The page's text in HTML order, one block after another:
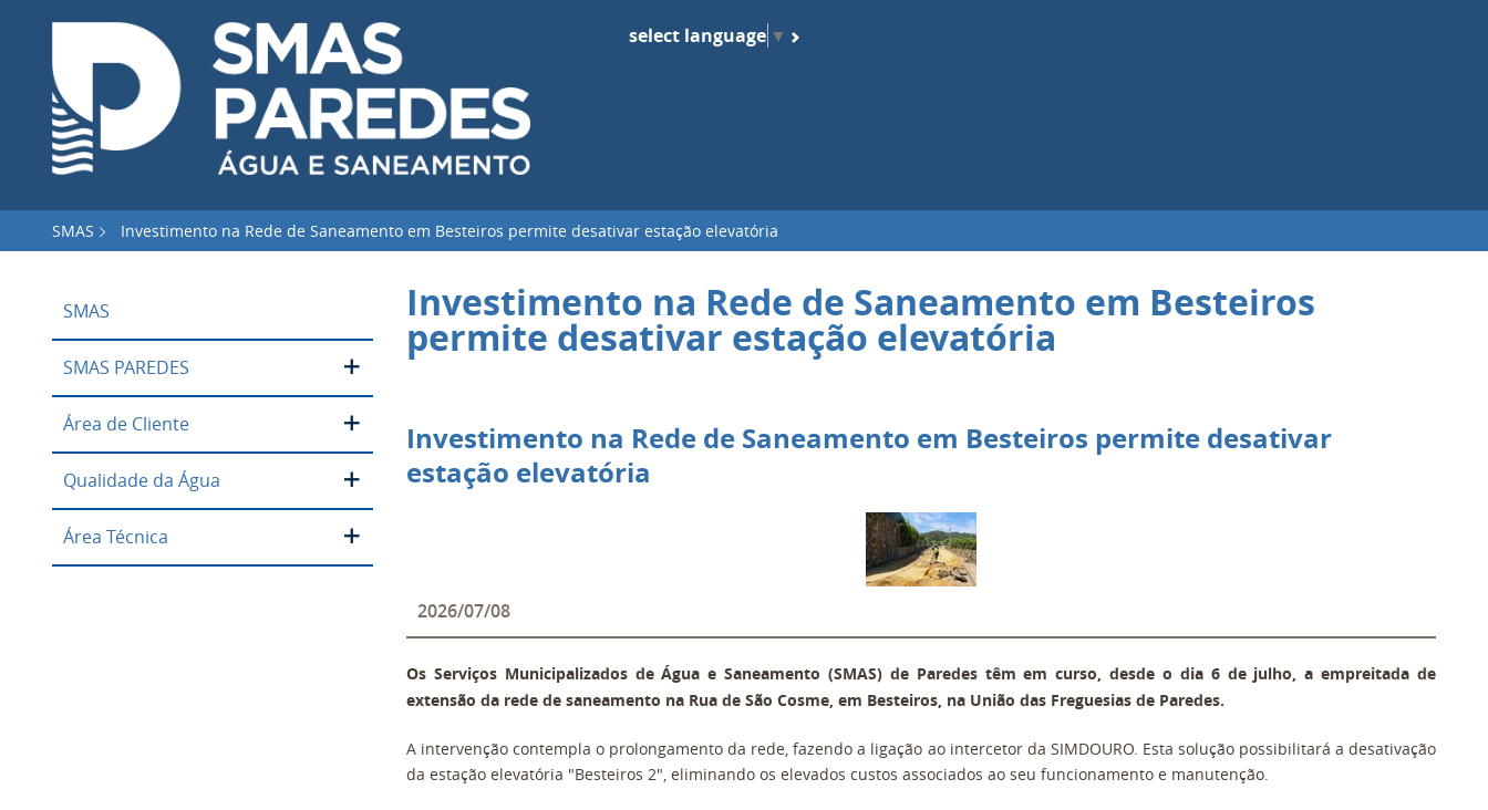
select language ▼
SMAS Investimento na Rede de Saneamento em Besteiros permite desativar estação elevatória
SMAS
SMAS PAREDES
Área de Cliente
Qualidade da Água
Área Técnica
Investimento na Rede de Saneamento em Besteiros
permite desativar estação elevatória
Investimento na Rede de Saneamento em Besteiros permite desativar
estação elevatória
2026/07/08
Os Serviços Municipalizados de Água e Saneamento (SMAS) de Paredes têm em curso, desde o dia 6 de julho, a empreitada de
extensão da rede de saneamento na Rua de São Cosme, em Besteiros, na União das Freguesias de Paredes.
A intervenção contempla o prolongamento da rede, fazendo a ligação ao intercetor da SIMDOURO. Esta solução possibilitará a desativação
da estação elevatória "Besteiros 2", eliminando os elevados custos associados ao seu funcionamento e manutenção.